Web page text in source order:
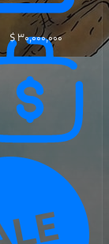
۳۰٬۰۰۰٬۰۰۰ $